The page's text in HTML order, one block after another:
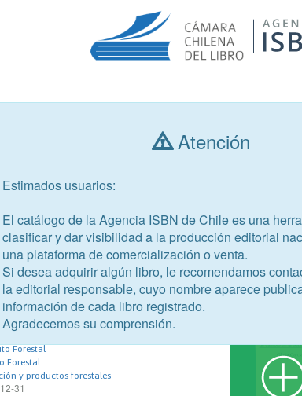
Consultar libros
Año de publicación
048-0
Investigación y Desarrollo en la
propiedad
Forestal
Forestal
y productos forestales
31
Atención
Estimados usuarios:
El catálogo de la Agencia ISBN de Chile es una
clasificar y dar visibilidad a la producción editorial
una plataforma de comercialización o venta.
Si desea adquirir algún libro, le recomendamos
la editorial responsable, cuyo nombre aparece
información de cada libro registrado.
Agradecemos su comprensión.